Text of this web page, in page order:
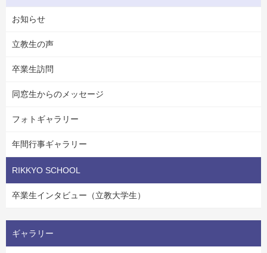
お知らせ
立教生の声
卒業生訪問
同窓生からのメッセージ
フォトギャラリー
年間行事ギャラリー
RIKKYO SCHOOL
卒業生インタビュー（立教大学生）
ギャラリー